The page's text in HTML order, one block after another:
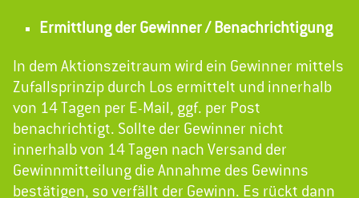
Ermittlung der Gewinner / Benachrichtigung
In dem Aktionszeitraum wird ein Gewinner mittels
Zufallsprinzip durch Los ermittelt und innerhalb
von 14 Tagen per E-Mail, ggf. per Post
benachrichtigt. Sollte der Gewinner nicht
innerhalb von 14 Tagen nach Versand der
Gewinnmitteilung die Annahme des Gewinns
bestätigen, so verfällt der Gewinn. Es rückt dann